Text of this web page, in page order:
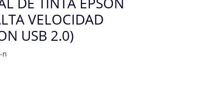
VELOCIDAD
USB 2.0)
n